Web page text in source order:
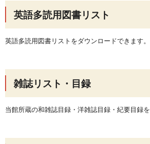
英語多読用図書リスト
英語多読用図書リストをダウンロードできます。
雑誌リスト・目録
当館所蔵の和雑誌目録・洋雑誌目録・紀要目録を